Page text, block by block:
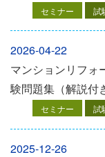
セミナー 試
2026-04-22
マンションリフォ
験問題集（解説付
セミナー 試
2025-12-26